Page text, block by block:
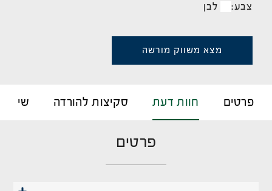
צבע: לבן
מצא משווק מורשה
פרטים חוות דעת סקיצות להורדה
פרטים